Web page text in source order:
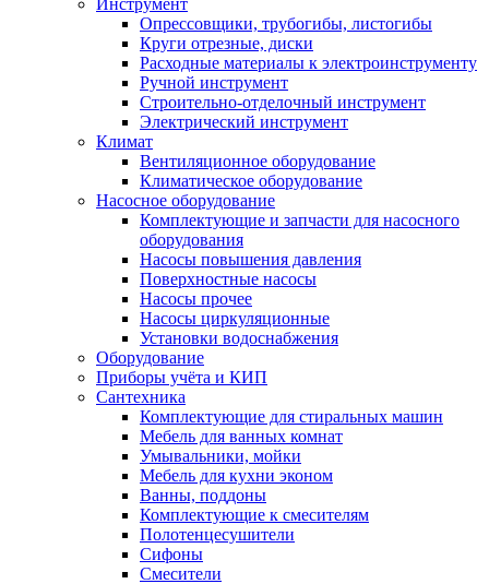
Инструмент
Опрессовщики, трубогибы, листогибы
Круги отрезные, диски
Расходные материалы к электроинструменту
Ручной инструмент
Строительно-отделочный инструмент
Электрический инструмент
Климат
Вентиляционное оборудование
Климатическое оборудование
Насосное оборудование
Комплектующие и запчасти для насосного
оборудования
Насосы повышения давления
Поверхностные насосы
Насосы прочее
Насосы циркуляционные
Установки водоснабжения
Оборудование
Приборы учёта и КИП
Сантехника
Комплектующие для стиральных машин
Мебель для ванных комнат
Умывальники, мойки
Мебель для кухни эконом
Ванны, поддоны
Комплектующие к смесителям
Полотенцесушители
Сифоны
Смесители